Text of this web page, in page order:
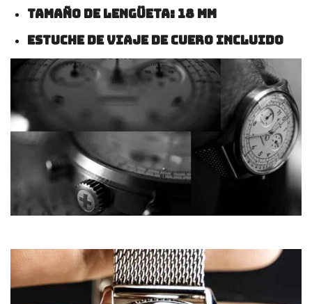
Tamaño de lengüeta: 18 mm
Estuche de viaje de cuero incluido